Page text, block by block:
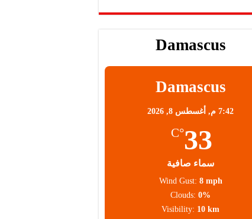
Damascus
Damascus
7:42 م, أغسطس 8, 2026
33
°C
سماء صافية
Wind Gust: 8 mph
Clouds: 0%
Visibility: 10 km